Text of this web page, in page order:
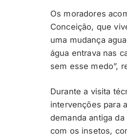
Os moradores
Conceição, que
uma mudança
água entrava nas
sem esse medo”,
Durante a visita
intervenções para
demanda antiga
com os insetos,